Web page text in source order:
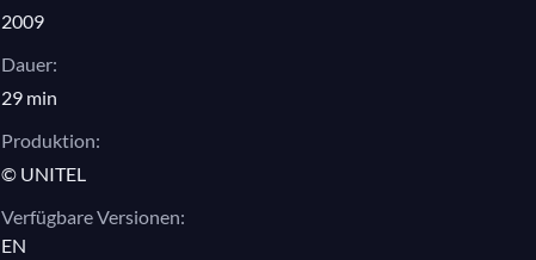
2009
Dauer:
29 min
Produktion:
© UNITEL
Verfügbare Versionen:
EN